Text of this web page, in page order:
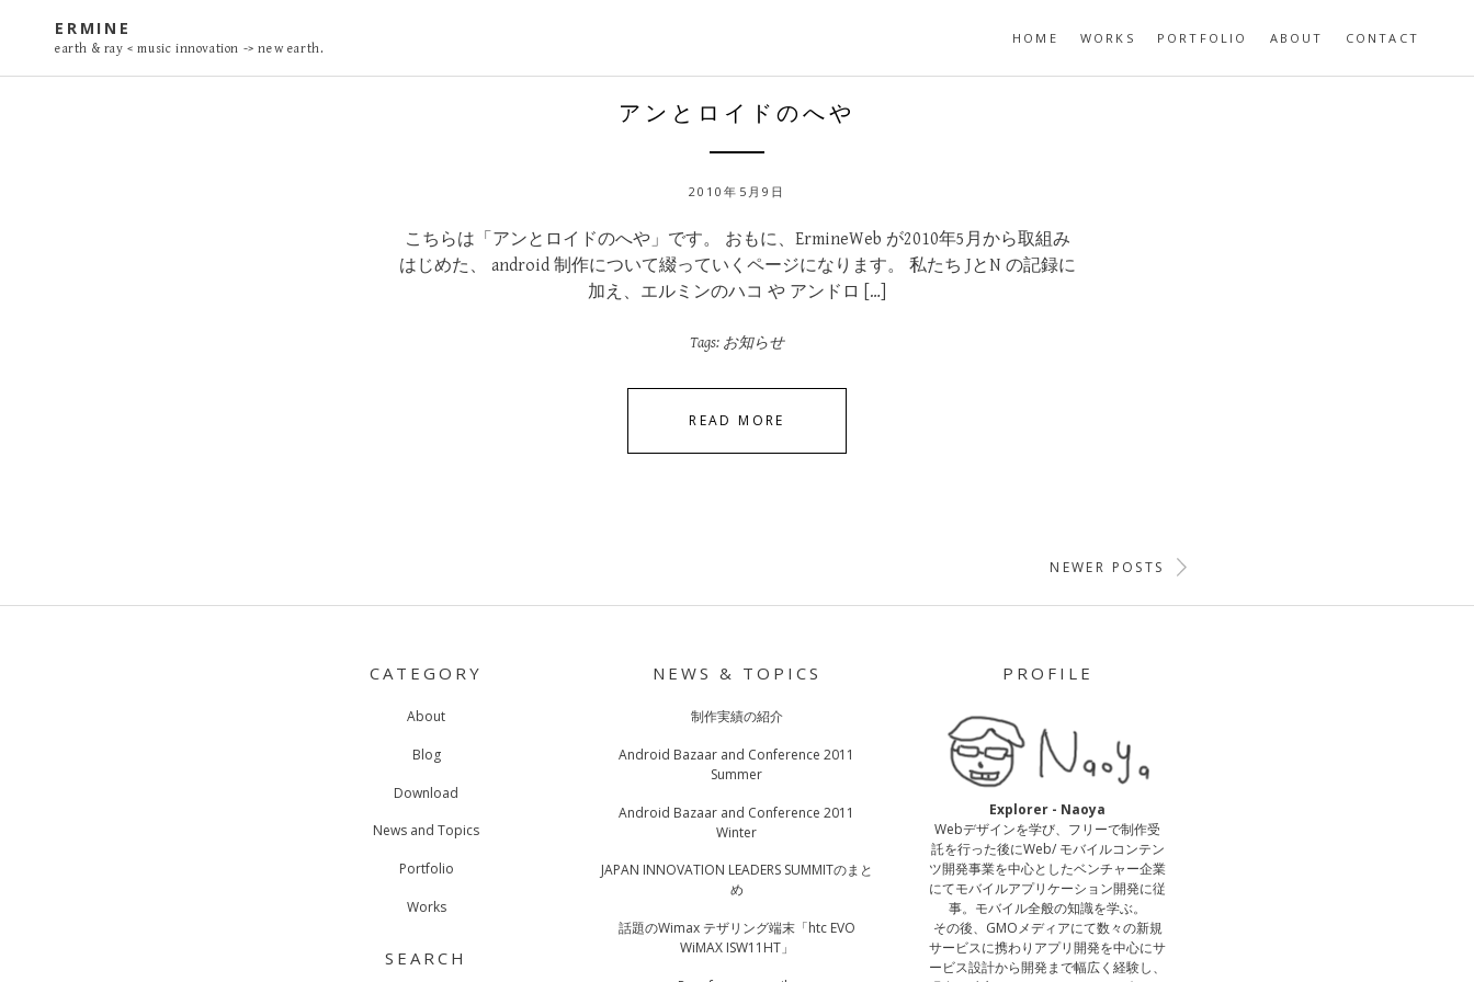
contentERMINE
earth & ray < music innovation -> new earth.
HOME WORKS PORTFOLIO ABOUT CONTACT
アンとロイドのへや
2010年5月9日
こちらは「アンとロイドのへや」です。 おもに、ErmineWeb が2010年5月から取組み
はじめた、 android 制作について綴っていくページになります。 私たち JとN の記録に
加え、エルミンのハコ や アンドロ […]
Tags: お知らせ
READ MORE
NAVIGATION
NEWER POSTS
CATEGORY
About
Blog
Download
News and Topics
Portfolio
Works
SEARCH
NEWS & TOPICS
制作実績の紹介
Android Bazaar and Conference 2011
Summer
Android Bazaar and Conference 2011
Winter
JAPAN INNOVATION LEADERS SUMMITのまと
め
話題のWimax テザリング端末「htc EVO
WiMAX ISW11HT」
PROFILE
Explorer - Naoya
Webデザインを学び、フリーで制作受
託を行った後にWeb/ モバイルコンテン
ツ開発事業を中心としたベンチャー企業
にてモバイルアプリケーション開発に従
事。モバイル全般の知識を学ぶ。
その後、GMOメディアにて数々の新規
サービスに携わりアプリ開発を中心にサ
ービス設計から開発まで幅広く経験し、